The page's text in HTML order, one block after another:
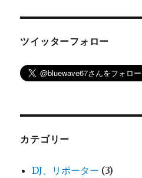
ツイッターフォロー
カテゴリー
DJ、リポーター (3)